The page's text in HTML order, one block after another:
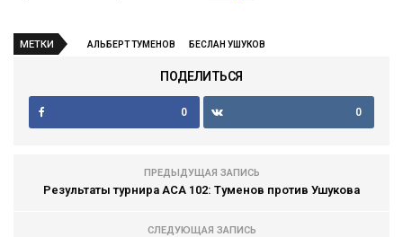
МЕТКИ АЛЬБЕРТ ТУМЕНОВ БЕСЛАН УШУКОВ
ПОДЕЛИТЬСЯ
0 0
ПРЕДЫДУЩАЯ ЗАПИСЬ
Результаты турнира ACA 102: Туменов против Ушукова
СЛЕДУЮЩАЯ ЗАПИСЬ